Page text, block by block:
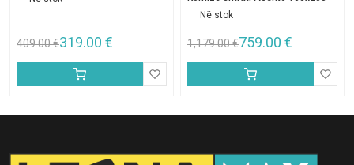
409.00€319.00 €
Në stok
1,179.00€759.00 €